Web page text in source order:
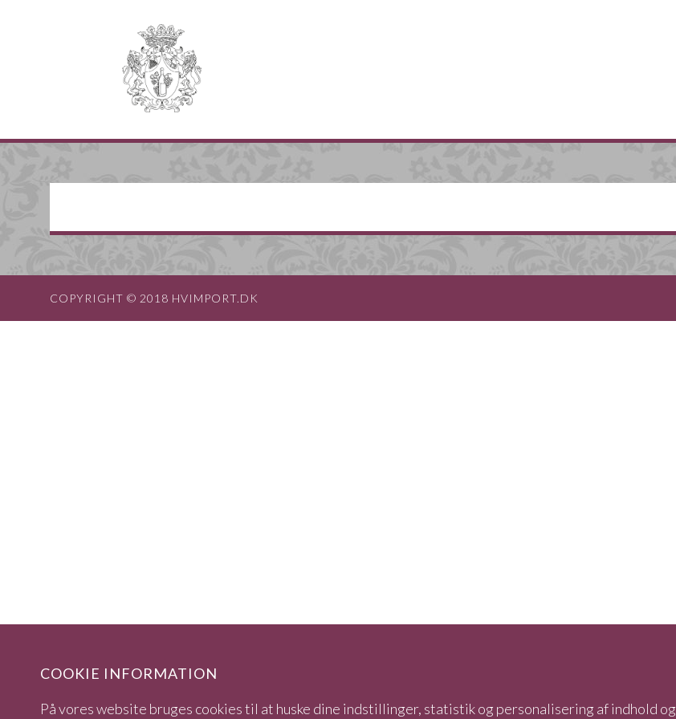
COPYRIGHT © 2018 HVIMPORT.DK
COOKIE INFORMATION
På vores website bruges cookies til at huske dine indstillinger, statistik og personalisering af indhold og